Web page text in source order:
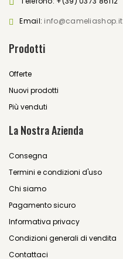
Email: info@cameliashop.it
Prodotti
Offerte
Nuovi prodotti
Più venduti
La Nostra Azienda
Consegna
Termini e condizioni d'uso
Chi siamo
Pagamento sicuro
Informativa privacy
Condizioni generali di vendita
Contattaci